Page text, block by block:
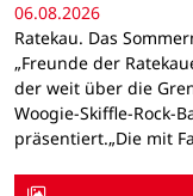
06.08.2026
Ratekau. Das
„Freunde der
der weit über die
Woogie-Skiffle-Rock-
präsentiert.„Die mit